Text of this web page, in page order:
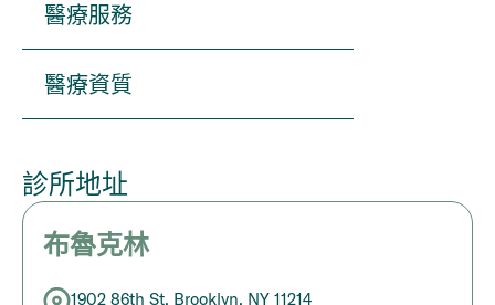
醫療服務
醫療資質
診所地址
布魯克林
1902 86th St, Brooklyn, NY 11214